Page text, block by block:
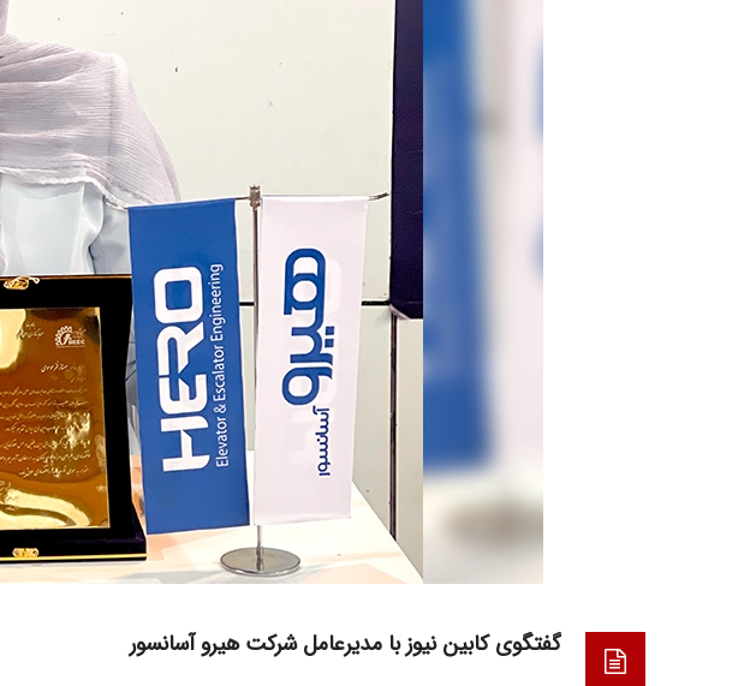
گفتگوی کابین نیوز با مدیرعامل شرکت هیرو آسانسور